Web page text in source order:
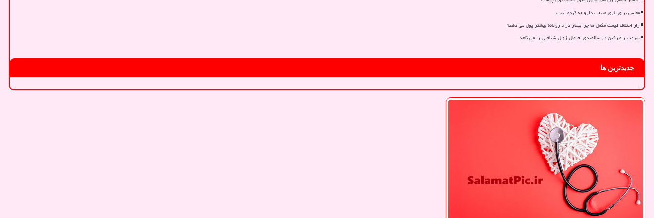
مجلس برای یاری صنعت دارو چه کرده است
راز اختلاف قیمت مکمل ها چرا بیمار در داروخانه بیشتر پول می دهد؟
سرعت راه رفتن در سالمندی احتمال زوال شناختی را می کاهد
جدیدترین ها